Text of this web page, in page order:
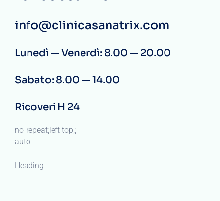
info@clinicasanatrix.com
Lunedì — Venerdì: 8.00 — 20.00
Sabato: 8.00 — 14.00
Ricoveri H 24
no-repeat;left top;;
auto
Heading